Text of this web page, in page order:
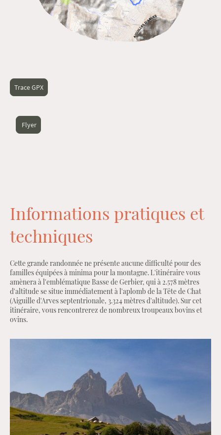
Trace GPX
Flyer
Informations pratiques et
techniques
Cette grande randonnée ne présente aucune difficulté pour des
familles équipées à minima pour la montagne. L'itinéraire vous
amènera à l'emblématique Basse de Gerbier, qui à 2.578 mètres
d'altitude se situe immédiatement à l'aplomb de la Tête de Chat
(Aiguille d'Arves septentrionale, 3.324 mètres d'altitude). Sur cet
itinéraire, vous rencontrerez de nombreux troupeaux bovins et
ovins.